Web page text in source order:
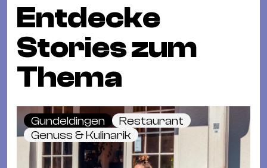
Entdecke
Stories zum
Thema
Gundeldingen
Restaurant
Genuss & Kulinarik